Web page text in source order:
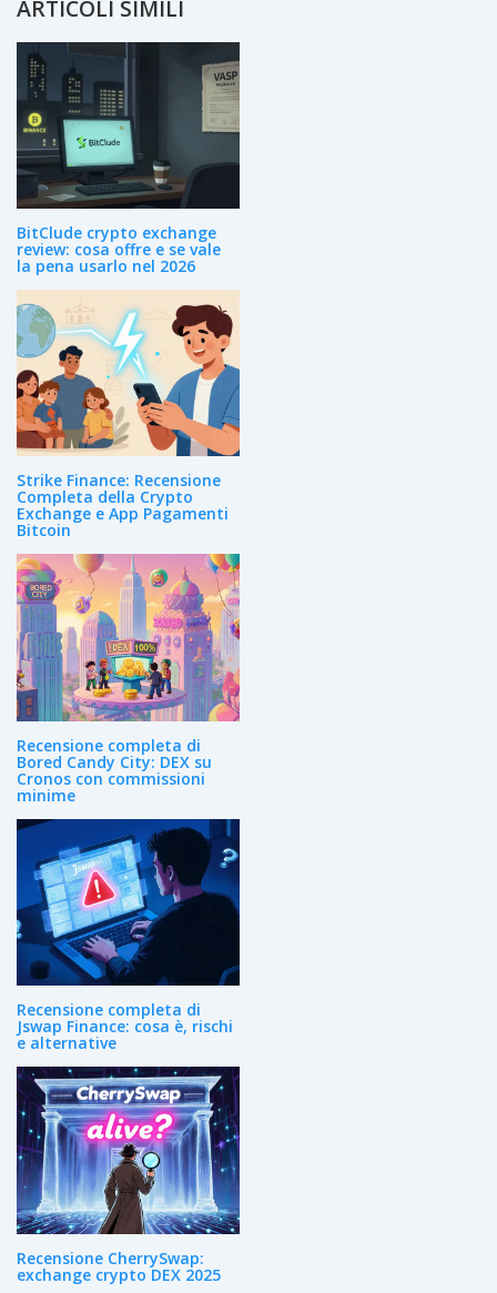
ARTICOLI SIMILI
BitClude crypto exchange
review: cosa offre e se vale
la pena usarlo nel 2026
Strike Finance: Recensione
Completa della Crypto
Exchange e App Pagamenti
Bitcoin
Recensione completa di
Bored Candy City: DEX su
Cronos con commissioni
minime
Recensione completa di
Jswap Finance: cosa è, rischi
e alternative
Recensione CherrySwap:
exchange crypto DEX 2025